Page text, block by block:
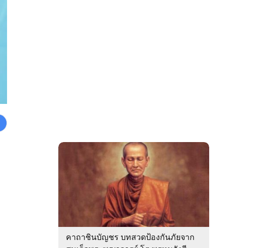
คาถาชินบัญชร บทสวดป้องกันภัยจาก